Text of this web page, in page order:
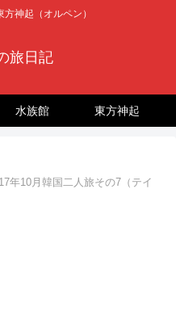
神起（オルペン）
旅日記
水族館 東方神起
年10月韓国二人旅その7（テイ